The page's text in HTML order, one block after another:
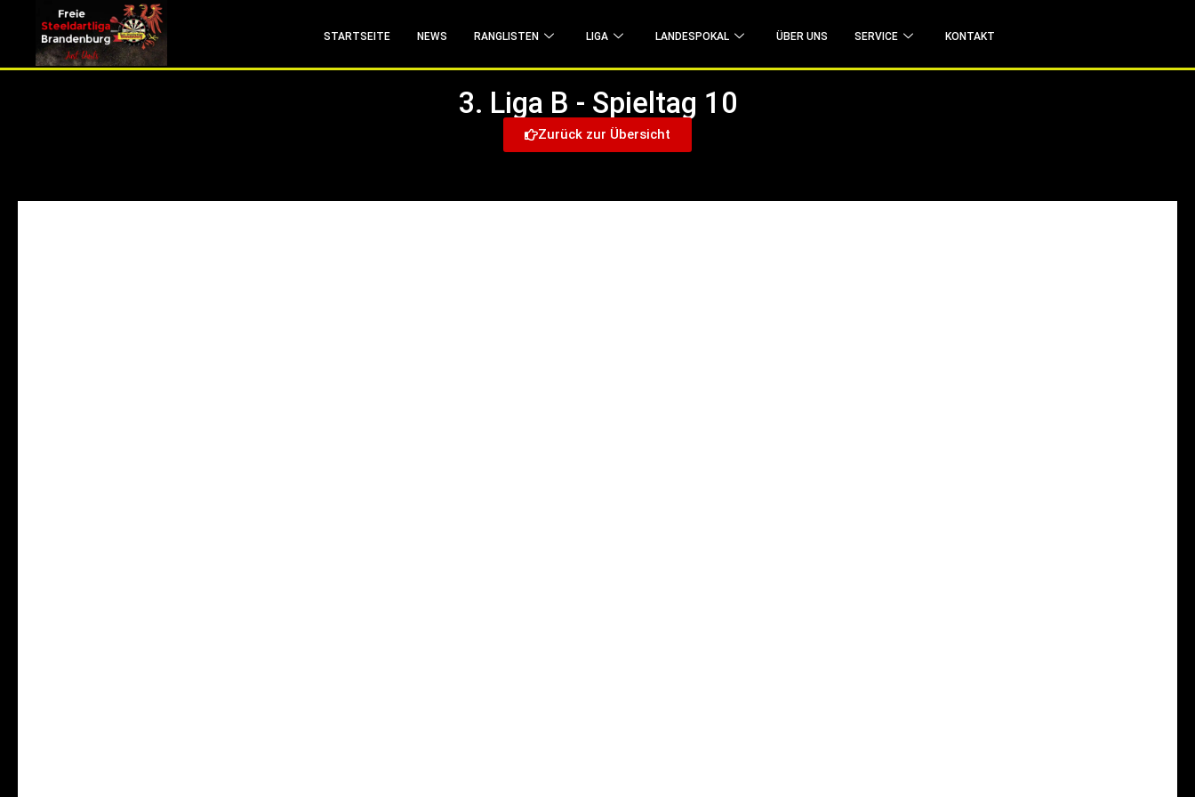
info (at) fsdl-brandenburg.de Zum Liga Live-Ticker
STARTSEITE NEWS RANGLISTEN LIGA LANDESPOKAL ÜBER UNS SERVICE KONTAKT
3. Liga B - Spieltag 10
Zurück zur Übersicht